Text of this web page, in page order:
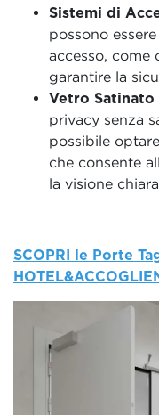
Sistemi di
possono
accesso, come
garantire la
Vetro Satinato
privacy senza
possibile
che consente
la visione
SCOPRI le Porte